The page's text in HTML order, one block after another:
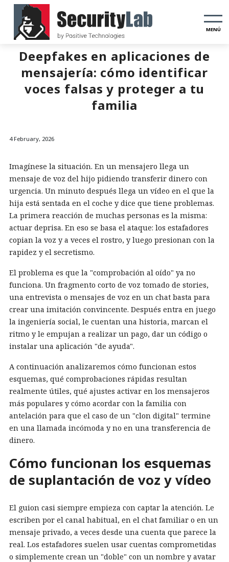
MENÚ
Deepfakes en aplicaciones de
mensajería: cómo identificar
voces falsas y proteger a tu
familia
4 February, 2026
Imagínese la situación. En un mensajero llega un
mensaje de voz del hijo pidiendo transferir dinero con
urgencia. Un minuto después llega un vídeo en el que la
hija está sentada en el coche y dice que tiene problemas.
La primera reacción de muchas personas es la misma:
actuar deprisa. En eso se basa el ataque: los estafadores
copian la voz y a veces el rostro, y luego presionan con la
rapidez y el secretismo.
El problema es que la "comprobación al oído" ya no
funciona. Un fragmento corto de voz tomado de stories,
una entrevista o mensajes de voz en un chat basta para
crear una imitación convincente. Después entra en juego
la ingeniería social, le cuentan una historia, marcan el
ritmo y le empujan a realizar un pago, dar un código o
instalar una aplicación "de ayuda".
A continuación analizaremos cómo funcionan estos
esquemas, qué comprobaciones rápidas resultan
realmente útiles, qué ajustes activar en los mensajeros
más populares y cómo acordar con la familia con
antelación para que el caso de un "clon digital" termine
en una llamada incómoda y no en una transferencia de
dinero.
Cómo funcionan los esquemas
de suplantación de voz y vídeo
El guion casi siempre empieza con captar la atención. Le
escriben por el canal habitual, en el chat familiar o en un
mensaje privado, a veces desde una cuenta que parece la
real. Los estafadores suelen usar cuentas comprometidas
o simplemente crean un "doble" con un nombre y avatar